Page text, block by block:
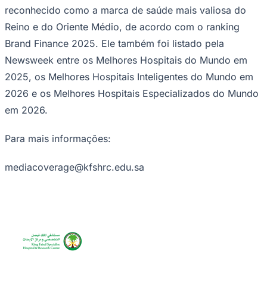
Mundial 2026
Times - Ir direto
reconhecido como a marca de saúde mais valiosa do
Reino e do Oriente Médio, de acordo com o ranking
Brand Finance 2025. Ele também foi listado pela
Newsweek entre os Melhores Hospitais do Mundo em
2025, os Melhores Hospitais Inteligentes do Mundo em
2026 e os Melhores Hospitais Especializados do Mundo
em 2026.
Para mais informações:
mediacoverage@kfshrc.edu.sa